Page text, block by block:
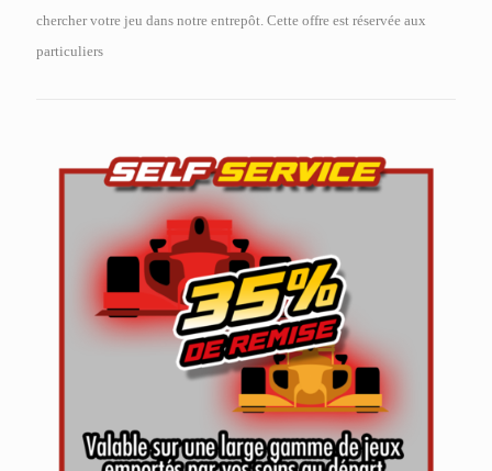
chercher votre jeu dans notre entrepôt. Cette offre est réservée aux
particuliers